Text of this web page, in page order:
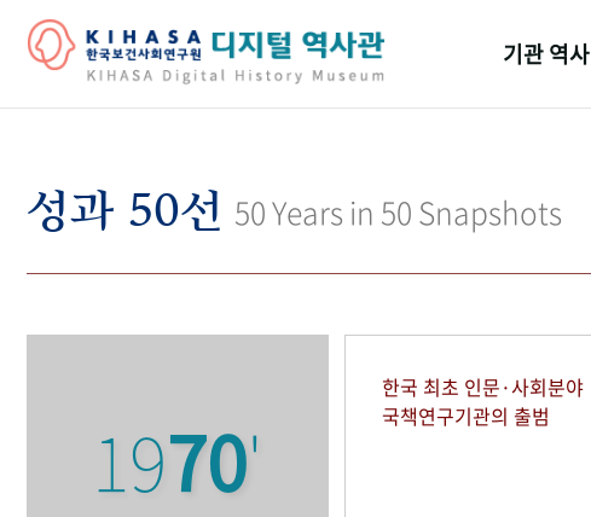
기관 역사
기관 변천사
성과 50선 50 Years in 50 Snapshots
1970'
한국 최초 인문·사회분야
국책연구기관의 출범